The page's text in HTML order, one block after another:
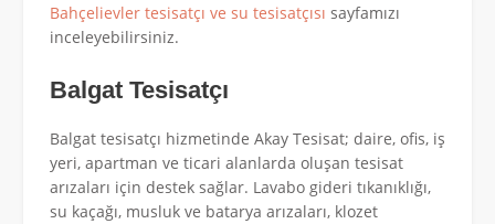
Bahçelievler tesisatçı ve su tesisatçısı sayfamızı
inceleyebilirsiniz.
Balgat Tesisatçı
Balgat tesisatçı hizmetinde Akay Tesisat; daire, ofis, iş
yeri, apartman ve ticari alanlarda oluşan tesisat
arızaları için destek sağlar. Lavabo gideri tıkanıklığı,
su kaçağı, musluk ve batarya arızaları, klozet